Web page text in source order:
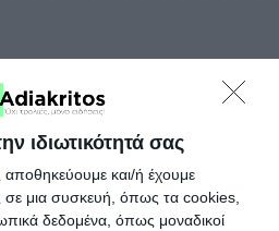
ιδιωτικότητά σας
αποθηκεύουμε και/ή έχουμε
μια συσκευή, όπως τα cookies,
δεδομένα, όπως μοναδικοί